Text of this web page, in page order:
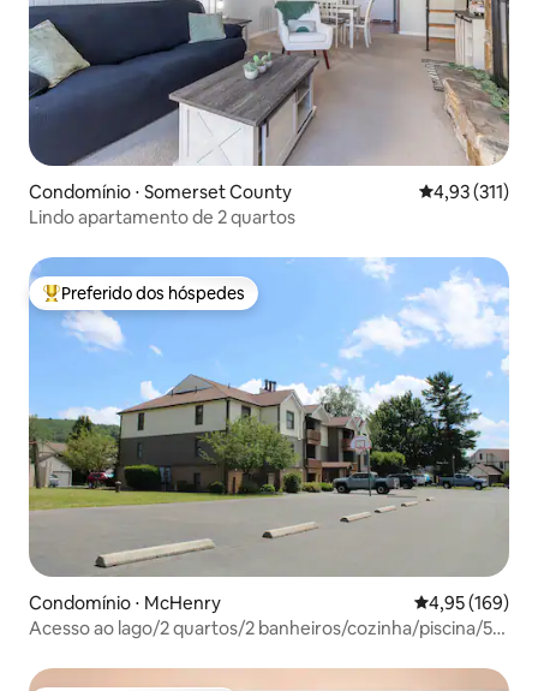
Condomínio ⋅ Somerset County 4,93 de uma
4,93 (311)
Lindo apartamento de 2 quartos
Entre os melhores preferidos dos hóspedes
Preferido dos hóspedes
Condomínio ⋅ McHenry 4,95 de uma
4,95 (169)
Acesso ao lago/2 quartos/2 banheiros/cozinha/piscina/5m